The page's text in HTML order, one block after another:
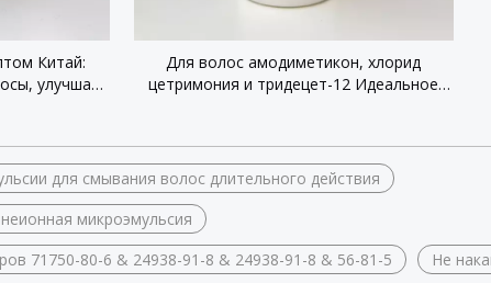
Китай:
улучшает
Для волос амодиметикон, хлорид
цетримония и тридецет-12 Идеальное
для смывания волос длительного действия
микроэмульсия
71750-80-6 & 24938-91-8 & 24938-91-8 & 56-81-5
Не